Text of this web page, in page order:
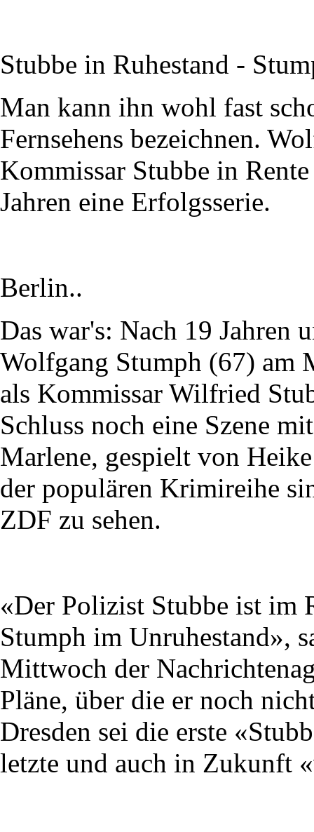
Stubbe in Ruhestand -
Man kann ihn wohl fast
Fernsehens bezeichnen.
Kommissar Stubbe in
Jahren eine Erfolgsserie.
Berlin..
Das war's: Nach 19 Jahren
Wolfgang Stumph (67) am
als Kommissar Wilfried
Schluss noch eine Szene
Marlene, gespielt von
der populären Krimireihe
ZDF zu sehen.
«Der Polizist Stubbe ist im
Stumph im Unruhestand»,
Mittwoch der
Pläne, über die er noch
Dresden sei die erste
letzte und auch in Zukunft